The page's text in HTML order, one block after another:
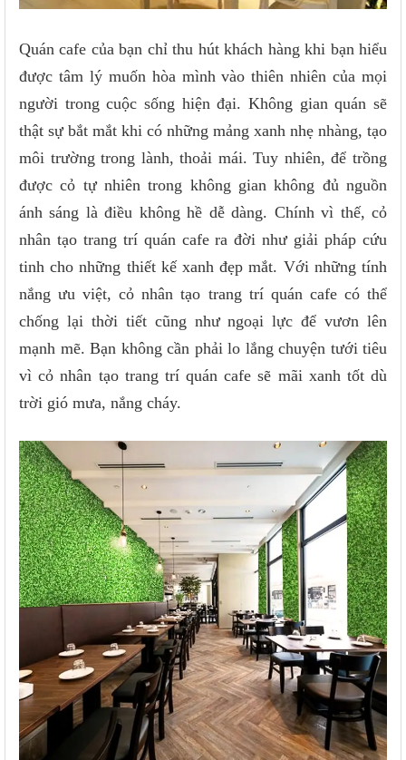
Quán cafe của bạn chỉ thu hút khách hàng khi bạn hiểu
được tâm lý muốn hòa mình vào thiên nhiên của mọi
người trong cuộc sống hiện đại. Không gian quán sẽ
thật sự bắt mắt khi có những mảng xanh nhẹ nhàng, tạo
môi trường trong lành, thoải mái. Tuy nhiên, để trồng
được cỏ tự nhiên trong không gian không đủ nguồn
ánh sáng là điều không hề dễ dàng. Chính vì thế, cỏ
nhân tạo trang trí quán cafe ra đời như giải pháp cứu
tinh cho những thiết kế xanh đẹp mắt. Với những tính
nắng ưu việt, cỏ nhân tạo trang trí quán cafe có thể
chống lại thời tiết cũng như ngoại lực để vươn lên
mạnh mẽ. Bạn không cần phải lo lắng chuyện tưới tiêu
vì cỏ nhân tạo trang trí quán cafe sẽ mãi xanh tốt dù
trời gió mưa, nắng cháy.